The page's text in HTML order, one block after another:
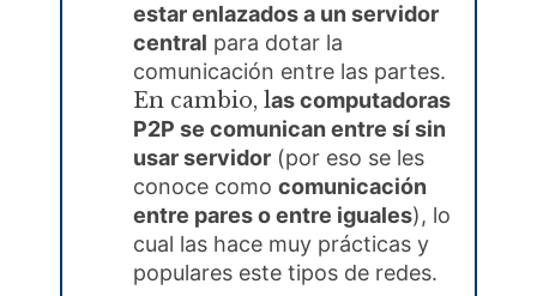
estar enlazados a un servidor
central para dotar la
comunicación entre las partes.
En cambio, las computadoras
P2P se comunican entre sí sin
usar servidor(por eso se les
conoce como comunicación
entre pares o entre iguales), lo
cual las hace muy prácticas y
populares este tipos de redes.